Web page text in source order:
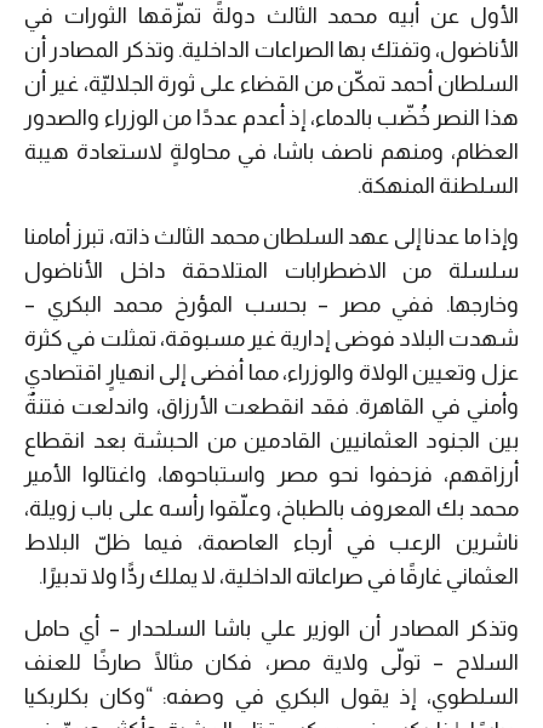
الأول عن أبيه محمد الثالث دولةً تمزّقها الثورات في
الأناضول، وتفتك بها الصراعات الداخلية. وتذكر المصادر أن
السلطان أحمد تمكّن من القضاء على ثورة الجلاليّة، غير أن
هذا النصر خُضّب بالدماء، إذ أعدم عددًا من الوزراء والصدور
العظام، ومنهم ناصف باشا، في محاولةٍ لاستعادة هيبة
السلطنة المنهكة.
وإذا ما عدنا إلى عهد السلطان محمد الثالث ذاته، تبرز أمامنا
سلسلة من الاضطرابات المتلاحقة داخل الأناضول
وخارجها. ففي مصر – بحسب المؤرخ محمد البكري –
شهدت البلاد فوضى إدارية غير مسبوقة، تمثلت في كثرة
عزل وتعيين الولاة والوزراء، مما أفضى إلى انهيارٍ اقتصادي
وأمني في القاهرة. فقد انقطعت الأرزاق، واندلعت فتنةٌ
بين الجنود العثمانيين القادمين من الحبشة بعد انقطاع
أرزاقهم، فزحفوا نحو مصر واستباحوها، واغتالوا الأمير
محمد بك المعروف بالطباخ، وعلّقوا رأسه على باب زويلة،
ناشرين الرعب في أرجاء العاصمة، فيما ظلّ البلاط
العثماني غارقًا في صراعاته الداخلية، لا يملك ردًّا ولا تدبيرًا.
وتذكر المصادر أن الوزير علي باشا السلحدار – أي حامل
السلاح – تولّى ولاية مصر، فكان مثالًا صارخًا للعنف
السلطوي، إذ يقول البكري في وصفه: “وكان بكلربكيا